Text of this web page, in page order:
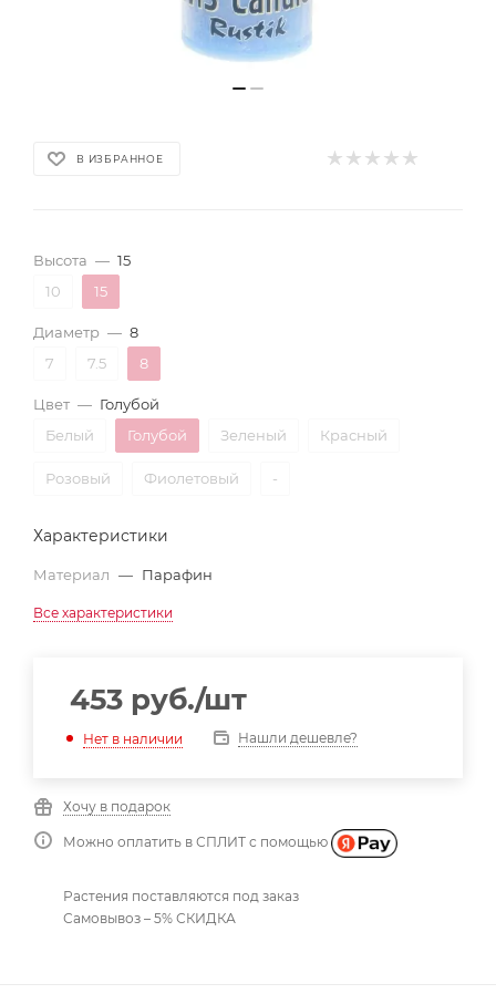
В ИЗБРАННОЕ
Высота — 15
10
15
Диаметр — 8
7
7.5 8
Цвет — Голубой
Белый
Голубой Зеленый Красный
Розовый Фиолетовый -
Характеристики
Материал — Парафин
Все характеристики
453 руб./шт
Нет в наличии Нашли дешевле?
Хочу в подарок
Можно оплатить в СПЛИТ с помощью
Растения поставляются под заказ
Самовывоз – 5% СКИДКА